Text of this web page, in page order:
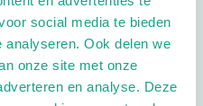
social media te bieden
Ook delen we
onze site met onze
en analyse. Deze